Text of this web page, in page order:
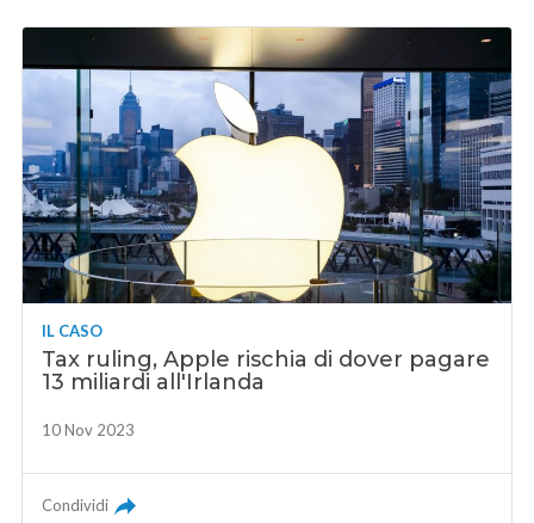
IL CASO
Tax ruling, Apple rischia di dover pagare
13 miliardi all'Irlanda
10 Nov 2023
Condividi